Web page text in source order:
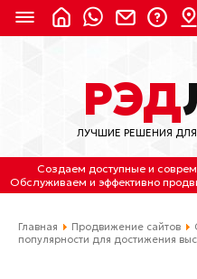
8 (800)
Мск)
(4212)
(4212)
РЭД
ЛУЧШИЕ РЕШЕНИЯ
Создаем доступные и
Обслуживаем и эффективно
Главная Продвижение сайтов
популярности для достижения